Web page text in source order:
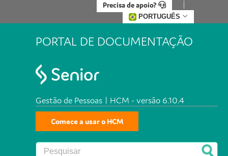
Precisa de apoio?
PORTUGUÊS
PORTAL DE DOCUMENTAÇÃO
Gestão de Pessoas | HCM - versão 6.10.4
Comece a usar o HCM